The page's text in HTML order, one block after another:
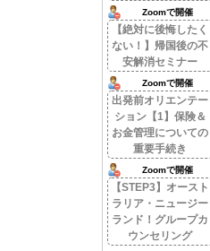
Zoomで開催
【絶対に後悔したく
ない！】帰国後の不
安解消セミナー
Zoomで開催
出発前オリエンテー
ション【1】保険＆
お金管理についての
重要手続き
Zoomで開催
【STEP3】オースト
ラリア・ニュージー
ランド！グループカ
ウンセリング